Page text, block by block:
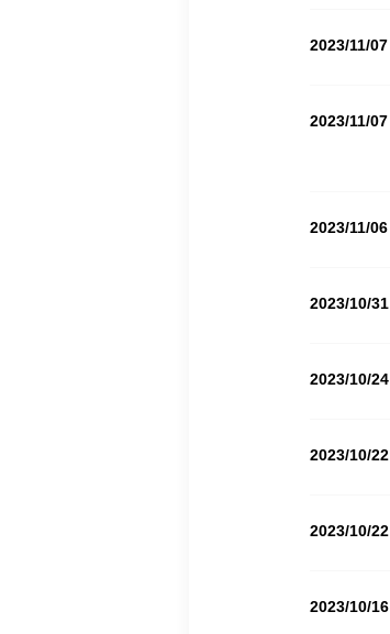
2023/11/07
2023/11/07
2023/11/06
2023/10/31
2023/10/24
2023/10/22
2023/10/22
2023/10/16